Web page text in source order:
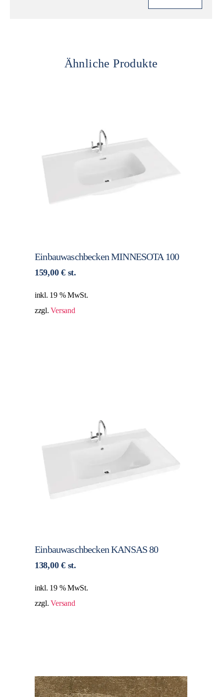
Ähnliche Produkte
Einbauwaschbecken MINNESOTA 100
159,00€ st.
inkl. 19 % MwSt.
zzgl.Versand
Einbauwaschbecken KANSAS 80
138,00€ st.
inkl. 19 % MwSt.
zzgl.Versand